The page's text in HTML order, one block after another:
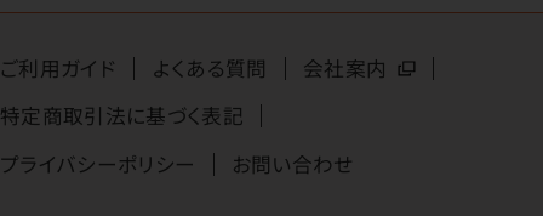
ご利用ガイド よくある質問
会社案内
特定商取引法に基づく表記
プライバシーポリシー
お問い合わせ